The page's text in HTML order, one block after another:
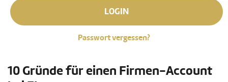
LOGIN
Passwort vergessen?
10 Gründe für einen Firmen-Account